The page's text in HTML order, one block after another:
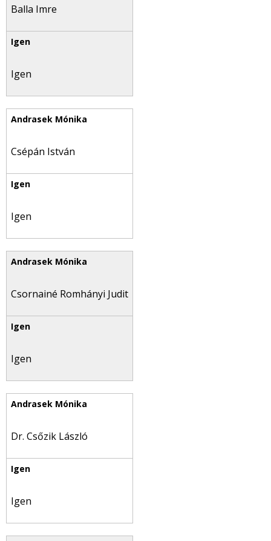
Balla Imre
Igen
Csépán István
Igen
Csornainé Romhányi Judit
Igen
Dr. Csőzik László
Igen